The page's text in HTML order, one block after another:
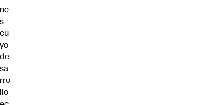
ne
s
cu
yo
de
sa
rro
llo